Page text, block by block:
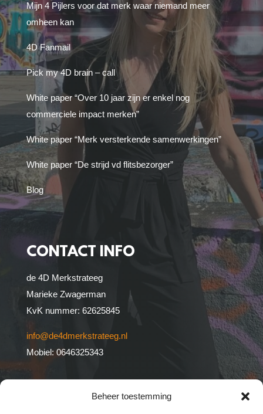
Beheer toestemming
Mijn 4 Pijlers voor dat merk waar niemand meer
omheen kan
4D Fanmail
Pick my 4D brain – call
White paper “Over 10 jaar zijn er enkel nog
commerciele impact merken”
White paper “Merk versterkende samenwerkingen”
White paper “De strijd vd flitsbezorger”
Blog
CONTACT INFO
de 4D Merkstrateeg
Marieke Zwagerman
KvK nummer: 62625845
info@de4dmerkstrateeg.nl
Mobiel: 0646325343
Merkstrateeg zijn dealgemene voorwaarden